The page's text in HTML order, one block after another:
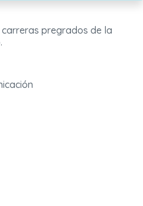
pregrados de la